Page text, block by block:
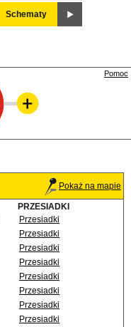
Schematy
Pomoc
Pokaż na mapie
PRZESIADKI
Przesiadki
Przesiadki
Przesiadki
Przesiadki
Przesiadki
Przesiadki
Przesiadki
Przesiadki